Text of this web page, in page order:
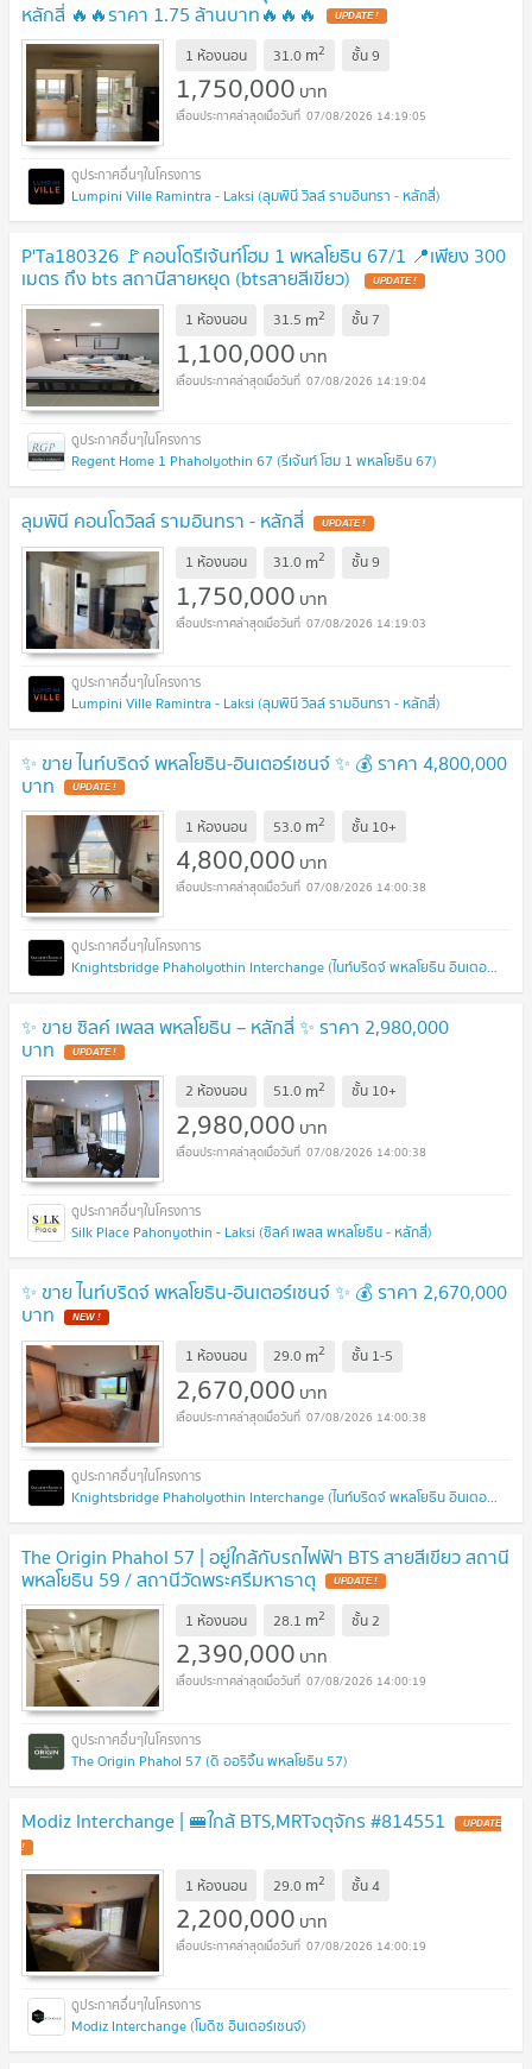
หลักสี่ 🔥🔥ราคา 1.75 ล้านบาท🔥🔥🔥 UPDATE !
1 ห้องนอน 31.0 m2 ชั้น9
1,750,000 บาท
07/08/2026 14:19:05
Lumpini Ville Ramintra - Laksi (ลุมพินี วิลล์ รามอินทรา - หลักสี่)
P'Ta180326 🚩คอนโดรีเจ้นท์โฮม 1 พหลโยธิน 67/1 📍เพียง 300
เมตร ถึง bts สถานีสายหยุด (btsสายสีเขียว) UPDATE !
1 ห้องนอน 31.5 m2 ชั้น 7
1,100,000 บาท
07/08/2026 14:19:04
Regent Home 1 Phaholyothin 67 (รีเจ้นท์ โฮม 1 พหลโยธิน 67)
ลุมพินี คอนโดวิลล์ รามอินทรา - หลักสี่ UPDATE !
1 ห้องนอน 31.0 m2 ชั้น9
1,750,000 บาท
07/08/2026 14:19:03
Lumpini Ville Ramintra - Laksi (ลุมพินี วิลล์ รามอินทรา - หลักสี่)
✨ ขาย ไนท์บริดจ์ พหลโยธิน-อินเตอร์เชนจ์ ✨ 💰 ราคา 4,800,000
บาท UPDATE !
1 ห้องนอน 53.0 m2 ชั้น 10+
4,800,000 บาท
07/08/2026 14:00:38
Knightsbridge Phaholyothin Interchange (ไนท์บริดจ์ พหลโยธิน อินเตอร์เชนจ์)
✨ ขาย ซิลค์ เพลส พหลโยธิน – หลักสี่ ✨ ราคา 2,980,000
บาท UPDATE !
2 ห้องนอน 51.0 m2 ชั้น 10+
2,980,000 บาท
07/08/2026 14:00:38
Silk Place Pahonyothin - Laksi (ซิลค์ เพลส พหลโยธิน - หลักสี่)
✨ ขาย ไนท์บริดจ์ พหลโยธิน-อินเตอร์เชนจ์ ✨ 💰 ราคา 2,670,000
บาท NEW !
1 ห้องนอน 29.0 m2 ชั้น 1-5
2,670,000 บาท
07/08/2026 14:00:38
Knightsbridge Phaholyothin Interchange (ไนท์บริดจ์ พหลโยธิน อินเตอร์เชนจ์)
The Origin Phahol 57 | อยู่ใกล้กับรถไฟฟ้า BTS สายสีเขียว สถานี
พหลโยธิน 59 / สถานีวัดพระศรีมหาธาตุ UPDATE !
1 ห้องนอน 28.1 m2 ชั้น2
2,390,000 บาท
07/08/2026 14:00:19
The Origin Phahol 57 (ดิ ออริจิ้น พหลโยธิน 57)
Modiz Interchange | 🚝ใกล้ BTS,MRTจตุจักร #814551 UPDATE
!
1 ห้องนอน 29.0 m2 ชั้น4
2,200,000 บาท
07/08/2026 14:00:19
Modiz Interchange (โมดิซ อินเตอร์เชนจ์)